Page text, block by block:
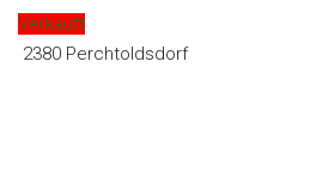
Verkauft
2380 Perchtoldsdorf